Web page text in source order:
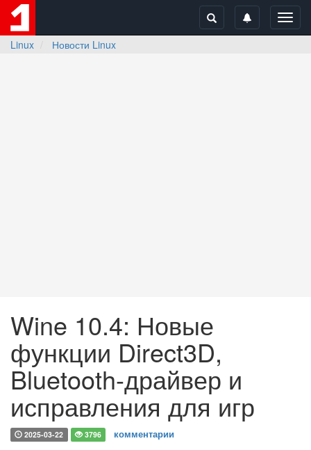
Linux
Новости Linux
Wine 10.4: Новые
функции Direct3D,
Bluetooth-драйвер и
исправления для игр
2025-03-22 3796 комментарии